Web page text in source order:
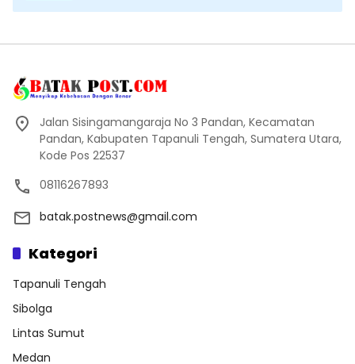
Jalan Sisingamangaraja No 3 Pandan, Kecamatan
Pandan, Kabupaten Tapanuli Tengah, Sumatera Utara,
Kode Pos 22537
08116267893
batak.postnews@gmail.com
Kategori
Tapanuli Tengah
Sibolga
Lintas Sumut
Medan